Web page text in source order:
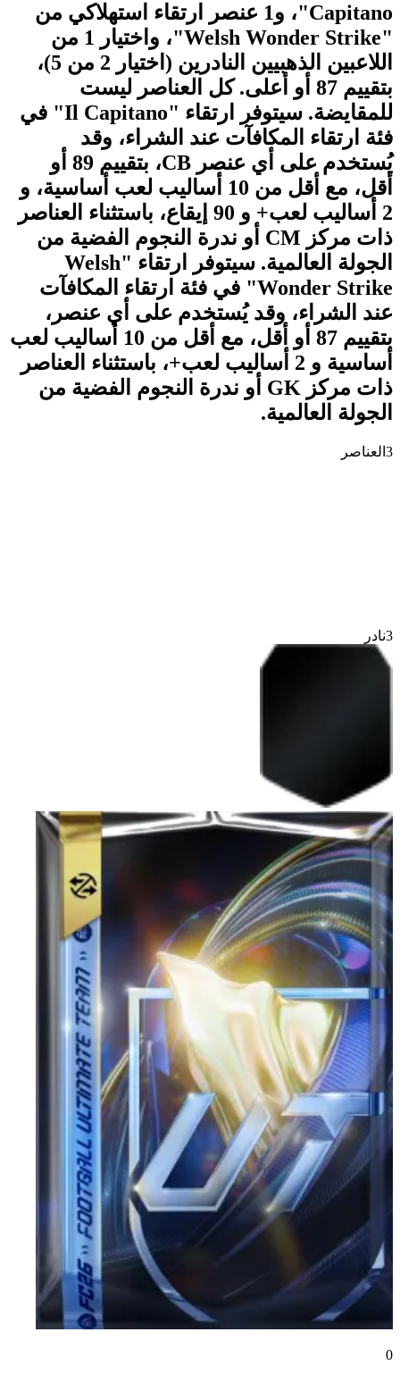
Capitano"، و1 عنصر ارتقاء استهلاكي من
"Welsh Wonder Strike"، واختيار 1 من
اللاعبين الذهبيين النادرين (اختيار 2 من 5)،
بتقييم 87 أو أعلى. كل العناصر ليست
للمقايضة. سيتوفر ارتقاء "Il Capitano" في
فئة ارتقاء المكافآت عند الشراء، وقد
يُستخدم على أي عنصر CB، بتقييم 89 أو
أقل، مع أقل من 10 أساليب لعب أساسية، و
2 أساليب لعب+ و 90 إيقاع، باستثناء العناصر
ذات مركز CM أو ندرة النجوم الفضية من
الجولة العالمية. سيتوفر ارتقاء "Welsh
Wonder Strike" في فئة ارتقاء المكافآت
عند الشراء، وقد يُستخدم على أي عنصر،
بتقييم 87 أو أقل، مع أقل من 10 أساليب لعب
أساسية و 2 أساليب لعب+، باستثناء العناصر
ذات مركز GK أو ندرة النجوم الفضية من
الجولة العالمية.
3 العناصر
3نادر
0